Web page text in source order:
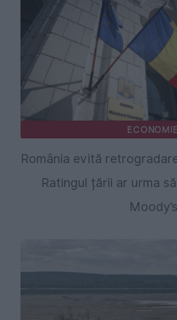
ECONOMIE
România evită
Ratingul țării ar urma
Moody’s